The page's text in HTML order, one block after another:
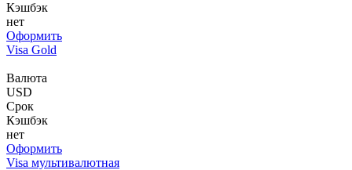
Кэшбэк
нет
Оформить
Visa Gold
Валюта
USD
Срок
Кэшбэк
нет
Оформить
Visa мульти­валютная